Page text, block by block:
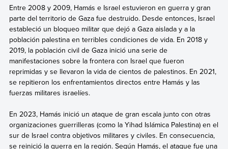
Entre 2008 y 2009, Hamás e Israel estuvieron en guerra y gran
parte del territorio de Gaza fue destruido. Desde entonces, Israel
estableció un bloqueo militar que dejó a Gaza aislada y a la
población palestina en terribles condiciones de vida. En 2018 y
2019, la población civil de Gaza inició una serie de
manifestaciones sobre la frontera con Israel que fueron
reprimidas y se llevaron la vida de cientos de palestinos. En 2021,
se repitieron los enfrentamientos directos entre Hamás y las
fuerzas militares israelíes.
En 2023, Hamás inició un ataque de gran escala junto con otras
organizaciones guerrilleras (como la Yihad Islámica Palestina) en el
sur de Israel contra objetivos militares y civiles. En consecuencia,
se reinició la guerra en la región. Según Hamás, el ataque fue una